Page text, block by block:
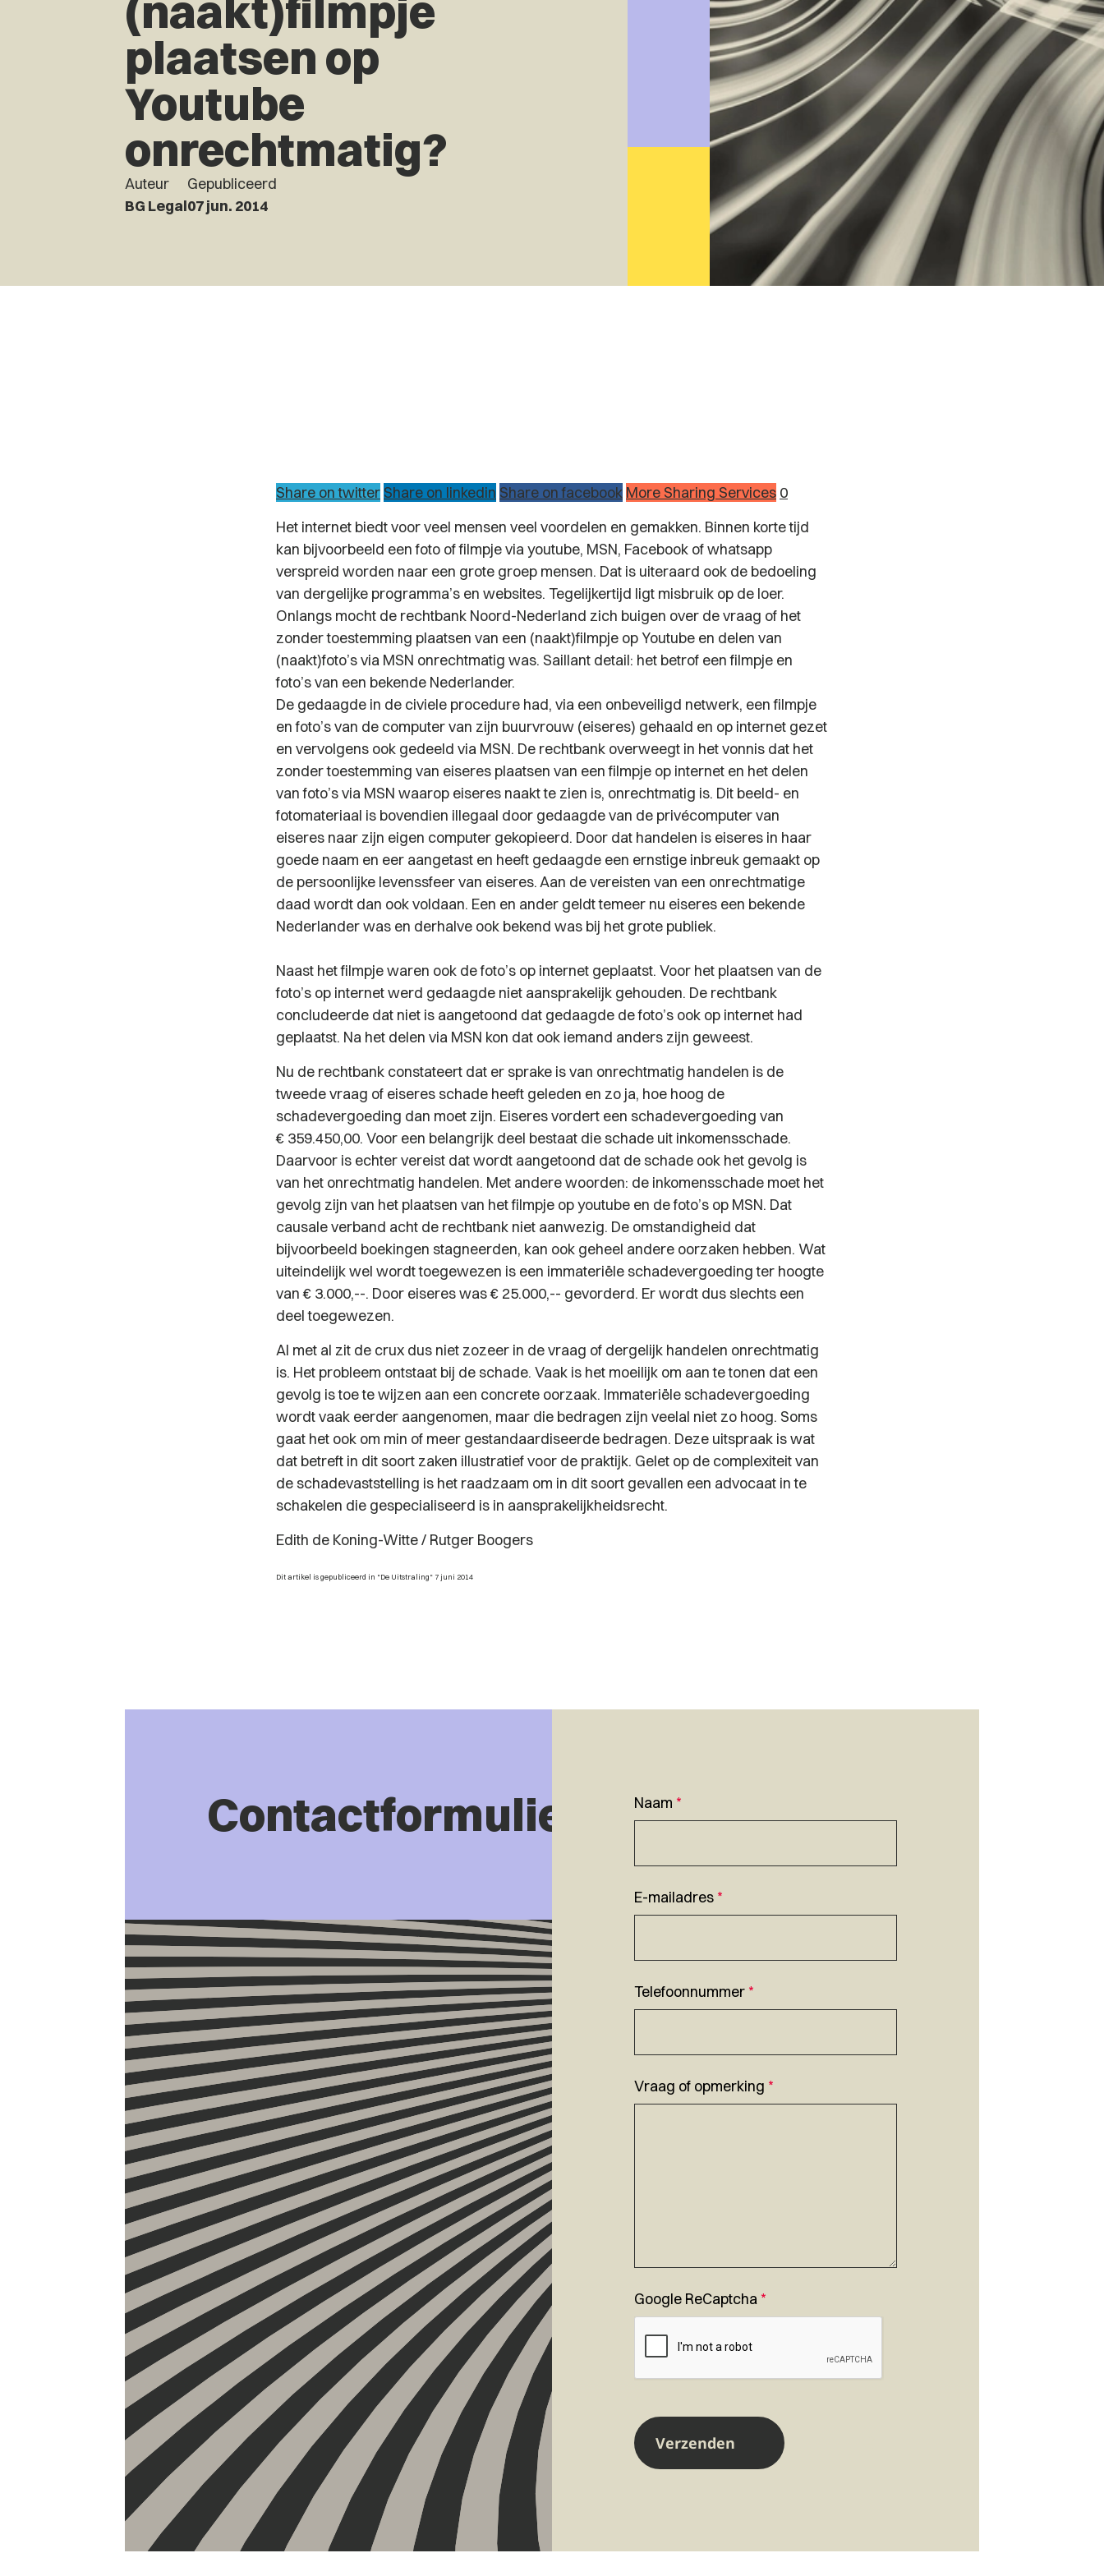
plaatsen op
Youtube
onrechtmatig?
Auteur
BG Legal
Gepubliceerd
07 jun. 2014
Share on twitter Share on linkedin Share on facebook More Sharing Services 0
Het internet biedt voor veel mensen veel voordelen en gemakken. Binnen korte tijd
kan bijvoorbeeld een foto of filmpje via youtube, MSN, Facebook of whatsapp
verspreid worden naar een grote groep mensen. Dat is uiteraard ook de bedoeling
van dergelijke programma’s en websites. Tegelijkertijd ligt misbruik op de loer.
Onlangs mocht de rechtbank Noord-Nederland zich buigen over de vraag of het
zonder toestemming plaatsen van een (naakt)filmpje op Youtube en delen van
(naakt)foto’s via MSN onrechtmatig was. Saillant detail: het betrof een filmpje en
foto’s van een bekende Nederlander.
De gedaagde in de civiele procedure had, via een onbeveiligd netwerk, een filmpje
en foto’s van de computer van zijn buurvrouw (eiseres) gehaald en op internet gezet
en vervolgens ook gedeeld via MSN. De rechtbank overweegt in het vonnis dat het
zonder toestemming van eiseres plaatsen van een filmpje op internet en het delen
van foto’s via MSN waarop eiseres naakt te zien is, onrechtmatig is. Dit beeld- en
fotomateriaal is bovendien illegaal door gedaagde van de privécomputer van
eiseres naar zijn eigen computer gekopieerd. Door dat handelen is eiseres in haar
goede naam en eer aangetast en heeft gedaagde een ernstige inbreuk gemaakt op
de persoonlijke levenssfeer van eiseres. Aan de vereisten van een onrechtmatige
daad wordt dan ook voldaan. Een en ander geldt temeer nu eiseres een bekende
Nederlander was en derhalve ook bekend was bij het grote publiek.
Naast het filmpje waren ook de foto’s op internet geplaatst. Voor het plaatsen van de
foto’s op internet werd gedaagde niet aansprakelijk gehouden. De rechtbank
concludeerde dat niet is aangetoond dat gedaagde de foto’s ook op internet had
geplaatst. Na het delen via MSN kon dat ook iemand anders zijn geweest.
Nu de rechtbank constateert dat er sprake is van onrechtmatig handelen is de
tweede vraag of eiseres schade heeft geleden en zo ja, hoe hoog de
schadevergoeding dan moet zijn. Eiseres vordert een schadevergoeding van
€ 359.450,00. Voor een belangrijk deel bestaat die schade uit inkomensschade.
Daarvoor is echter vereist dat wordt aangetoond dat de schade ook het gevolg is
van het onrechtmatig handelen. Met andere woorden: de inkomensschade moet het
gevolg zijn van het plaatsen van het filmpje op youtube en de foto’s op MSN. Dat
causale verband acht de rechtbank niet aanwezig. De omstandigheid dat
bijvoorbeeld boekingen stagneerden, kan ook geheel andere oorzaken hebben. Wat
uiteindelijk wel wordt toegewezen is een immateriële schadevergoeding ter hoogte
van € 3.000,--. Door eiseres was € 25.000,-- gevorderd. Er wordt dus slechts een
deel toegewezen.
Al met al zit de crux dus niet zozeer in de vraag of dergelijk handelen onrechtmatig
is. Het probleem ontstaat bij de schade. Vaak is het moeilijk om aan te tonen dat een
gevolg is toe te wijzen aan een concrete oorzaak. Immateriële schadevergoeding
wordt vaak eerder aangenomen, maar die bedragen zijn veelal niet zo hoog. Soms
gaat het ook om min of meer gestandaardiseerde bedragen. Deze uitspraak is wat
dat betreft in dit soort zaken illustratief voor de praktijk. Gelet op de complexiteit van
de schadevaststelling is het raadzaam om in dit soort gevallen een advocaat in te
schakelen die gespecialiseerd is in aansprakelijkheidsrecht.
Edith de Koning-Witte / Rutger Boogers
Dit artikel is gepubliceerd in "De Uitstraling" 7 juni 2014
Contactformulier Naam *
E-mailadres *
Telefoonnummer *
Vraag of opmerking *
Google ReCaptcha *